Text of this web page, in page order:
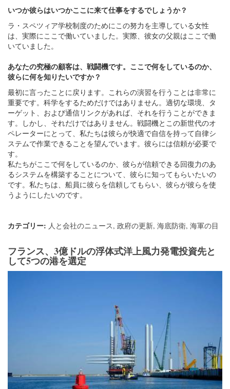
いつか彼らはいつかここに来て仕事をするでしょうか？
ラ・スペツィア学校制度のためにこの努力を主導している女性
は、実際にここで働いていました。実際、彼女の父親はここで働
いていました。
あなたの究極の顧客は、戦闘機です。ここで何をしているのか、
彼らに何を知りたいですか？
最初に言ったことに戻ります。これらの演習を行うことは非常に
重要です。科学をするためだけではありません。適切な環境、タ
ーゲット、および通信リンクがあれば、それを行うことができま
す。しかし、それだけではありません。戦闘機とこの新世代のオ
ペレーターにとって、私たちは彼らが快適で自信を持って自律シ
ステムで作業できることを望んでいます。彼らには信頼が必要で
す。
私たちがここで何をしているのか、彼らが信頼できる回復力のあ
るシステムを構築することについて、彼らに知ってもらいたいの
です。私たちは、船員に彼らを信頼してもらい、彼らが彼らを使
うようにしたいのです。
カテゴリー: 人と会社のニュース, 政府の更新, 海底防衛, 海軍の目
フランス、3億ドルの浮体式洋上風力発電投資先と
して5つの港を選定